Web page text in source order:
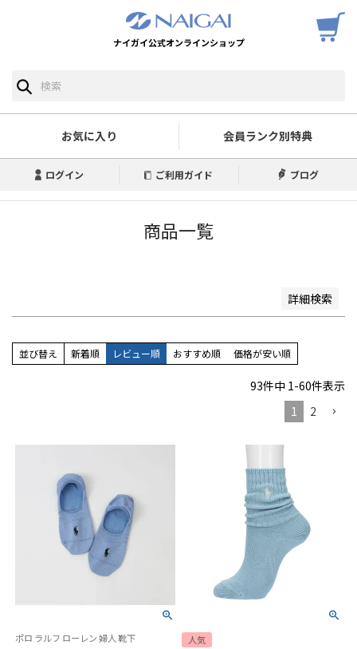
ナイガイ公式オンラインショップ
お気に入り 会員ランク別特典
ログイン ご利用ガイド ブログ
商品一覧
詳細検索
並び順
新着順
価格が高い順
優先度順
キーワードヒット順
並び替え 新着順 レビュー順 おすすめ順 価格が安い順
93件中 1-60件表示
1
2
ポロ ラルフ ローレン 婦人 靴下
人気